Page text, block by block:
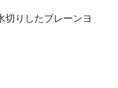
りしたプレーンヨ